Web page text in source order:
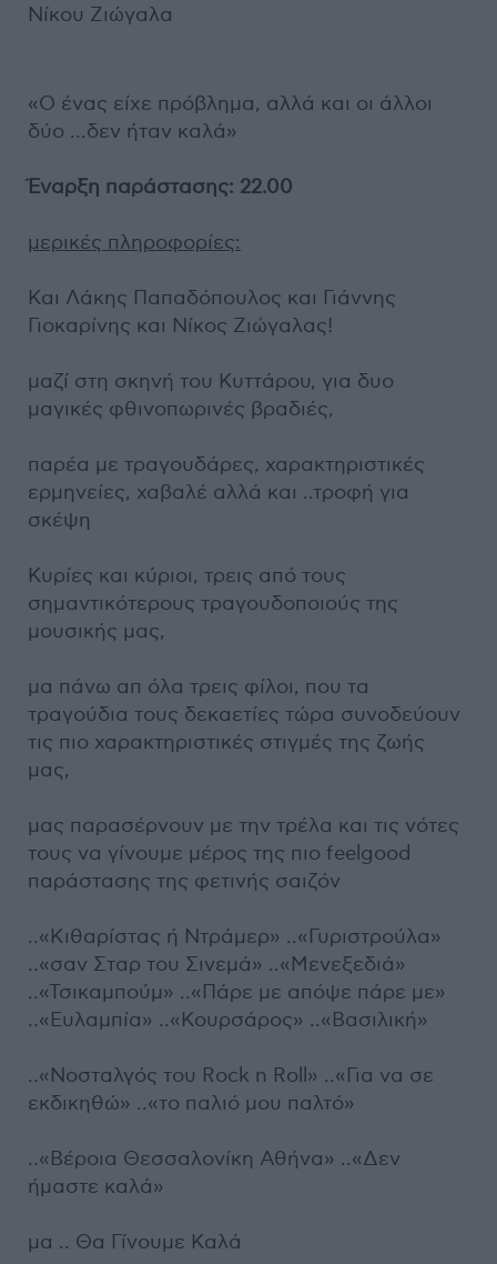
Νίκου Ζιώγαλα
«Ο ένας είχε πρόβλημα, αλλά και οι άλλοι
δύο ...δεν ήταν καλά»
Έναρξη παράστασης: 22.00
μερικές πληροφορίες:
Και Λάκης Παπαδόπουλος και Γιάννης
Γιοκαρίνης και Νίκος Ζιώγαλας!
μαζί στη σκηνή του Κυττάρου, για δυο
μαγικές φθινοπωρινές βραδιές,
παρέα με τραγουδάρες, χαρακτηριστικές
ερμηνείες, χαβαλέ αλλά και ..τροφή για
σκέψη
Κυρίες και κύριοι, τρεις από τους
σημαντικότερους τραγουδοποιούς της
μουσικής μας,
μα πάνω απ όλα τρεις φίλοι, που τα
τραγούδια τους δεκαετίες τώρα συνοδεύουν
τις πιο χαρακτηριστικές στιγμές της ζωής
μας,
μας παρασέρνουν με την τρέλα και τις νότες
τους να γίνουμε μέρος της πιο feelgood
παράστασης της φετινής σαιζόν
..«Κιθαρίστας ή Ντράμερ» ..«Γυριστρούλα»
..«σαν Σταρ του Σινεμά» ..«Μενεξεδιά»
..«Τσικαμπούμ» ..«Πάρε με απόψε πάρε με»
..«Ευλαμπία» ..«Κουρσάρος» ..«Βασιλική»
..«Νοσταλγός του Rock n Roll» ..«Για να σε
εκδικηθώ» ..«το παλιό μου παλτό»
..«Βέροια Θεσσαλονίκη Αθήνα» ..«Δεν
ήμαστε καλά»
μα .. Θα Γίνουμε Καλά